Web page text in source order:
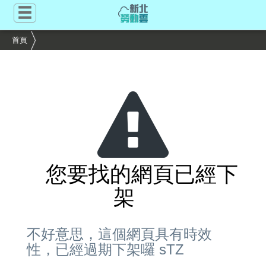
要
首頁
您要找的網頁已經下
架
不好意思，這個網頁具有時效
性，已經過期下架囉 sTZ